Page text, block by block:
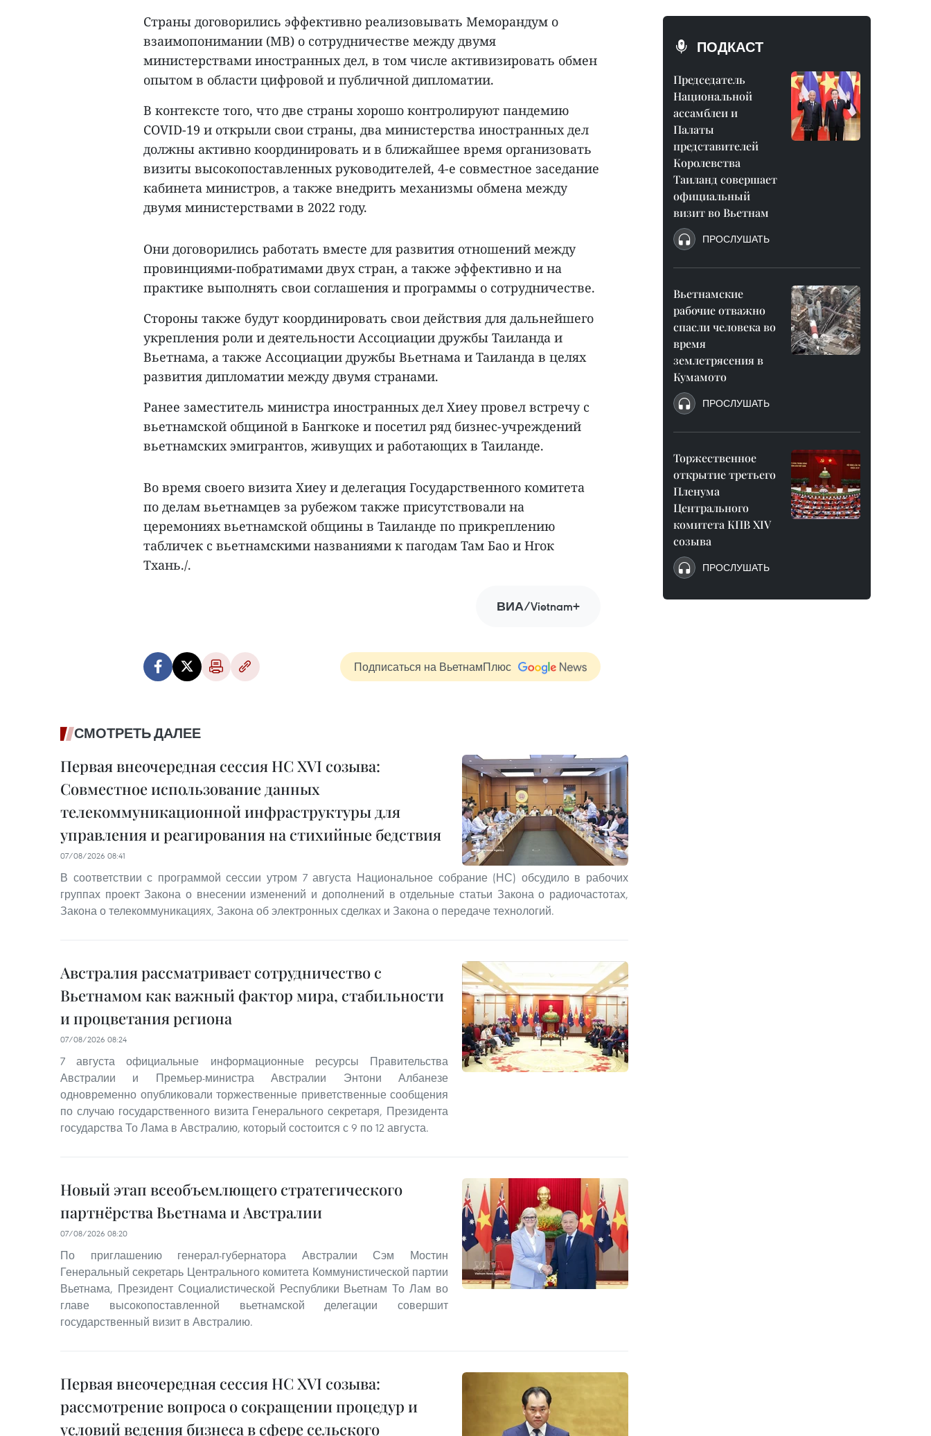
Страны договорились эффективно реализовывать Меморандум о
взаимопонимании (МВ) о сотрудничестве между двумя
министерствами иностранных дел, в том числе активизировать обмен
опытом в области цифровой и публичной дипломатии.
В контексте того, что две страны хорошо контролируют пандемию
COVID-19 и открыли свои страны, два министерства иностранных дел
должны активно координировать и в ближайшее время организовать
визиты высокопоставленных руководителей, 4-е совместное заседание
кабинета министров, а также внедрить механизмы обмена между
двумя министерствами в 2022 году.
Они договорились работать вместе для развития отношений между
провинциями-побратимами двух стран, а также эффективно и на
практике выполнять свои соглашения и программы о сотрудничестве.
Стороны также будут координировать свои действия для дальнейшего
укрепления роли и деятельности Ассоциации дружбы Таиланда и
Вьетнама, а также Ассоциации дружбы Вьетнама и Таиланда в целях
развития дипломатии между двумя странами.
Ранее заместитель министра иностранных дел Хиеу провел встречу с
вьетнамской общиной в Бангкоке и посетил ряд бизнес-учреждений
вьетнамских эмигрантов, живущих и работающих в Таиланде.
Во время своего визита Хиеу и делегация Государственного комитета
по делам вьетнамцев за рубежом также присутствовали на
церемониях вьетнамской общины в Таиланде по прикреплению
табличек с вьетнамскими названиями к пагодам Там Бао и Нгок
Тхань./.
ВИА/Vietnam+
Подписаться на ВьетнамПлюс
СМОТРЕТЬ ДАЛЕЕ
Первая внеочередная сессия НС XVI созыва:
Совместное использование данных
телекоммуникационной инфраструктуры для
управления и реагирования на стихийные бедствия
07/08/2026 08:41
В соответствии с программой сессии утром 7 августа Национальное собрание (НС) обсудило в рабочих
группах проект Закона о внесении изменений и дополнений в отдельные статьи Закона о радиочастотах,
Закона о телекоммуникациях, Закона об электронных сделках и Закона о передаче технологий.
Австралия рассматривает сотрудничество с
Вьетнамом как важный фактор мира, стабильности
и процветания региона
07/08/2026 08:24
7 августа официальные информационные ресурсы Правительства
Австралии и Премьер-министра Австралии Энтони Албанезе
одновременно опубликовали торжественные приветственные сообщения
по случаю государственного визита Генерального секретаря, Президента
государства То Лама в Австралию, который состоится с 9 по 12 августа.
Новый этап всеобъемлющего стратегического
партнёрства Вьетнама и Австралии
07/08/2026 08:20
По приглашению генерал-губернатора Австралии Сэм Мостин
Генеральный секретарь Центрального комитета Коммунистической партии
Вьетнама, Президент Социалистической Республики Вьетнам То Лам во
главе высокопоставленной вьетнамской делегации совершит
государственный визит в Австралию.
Первая внеочередная сессия НС XVI созыва:
рассмотрение вопроса о сокращении процедур и
условий ведения бизнеса в сфере сельского
ПОДКАСТ
Председатель
Национальной
ассамблеи и
Палаты
представителей
Королевства
Таиланд совершает
официальный
визит во Вьетнам
ПРОСЛУШАТЬ
Вьетнамские
рабочие отважно
спасли человека во
время
землетрясения в
Кумамото
ПРОСЛУШАТЬ
Торжественное
открытие третьего
Пленума
Центрального
комитета КПВ XIV
созыва
ПРОСЛУШАТЬ